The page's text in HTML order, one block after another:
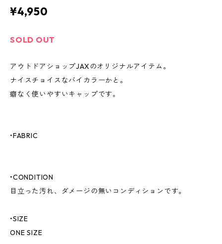
¥4,950
SOLD OUT
アウトドアショップJAXのオリジナルアイテム。
ナイスチョイスなバイカラーかと。
癖なく使いやすいキャップです。
•FABRIC
•CONDITION
目立った汚れ、ダメージの無いコンディションです。
•SIZE
ONE SIZE